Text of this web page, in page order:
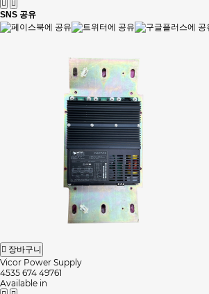
SNS 공유
장바구니
Vicor Power Supply
4535 674 49761
Available in